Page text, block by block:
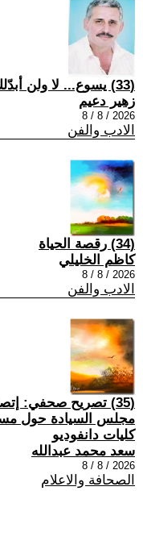
(33) يسوع... لا ولن أبدّلك بكلّ مجد الدنيا
زهير دعيم
2026 / 8 / 8
الادب والفن
(34) رقصة الحياة
كاظم الخليلي
2026 / 8 / 8
الادب والفن
(35) تصريح صحفي:
مجلس السيادة حول
كليات دانفوديو
سعد محمد عبدالله
2026 / 8 / 8
الصحافة والاعلام